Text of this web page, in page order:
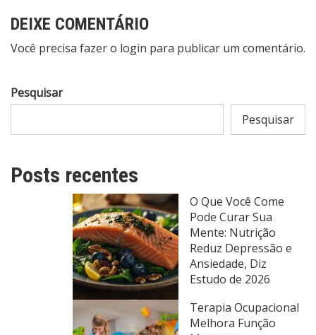
DEIXE COMENTÁRIO
Você precisa fazer o login para publicar um comentário.
Pesquisar
Pesquisar
Posts recentes
O Que Você Come
Pode Curar Sua
Mente: Nutrição
Reduz Depressão e
Ansiedade, Diz
Estudo de 2026
Terapia Ocupacional
Melhora Função